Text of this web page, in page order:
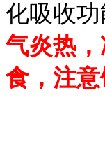
化吸收
气炎热
食，注意